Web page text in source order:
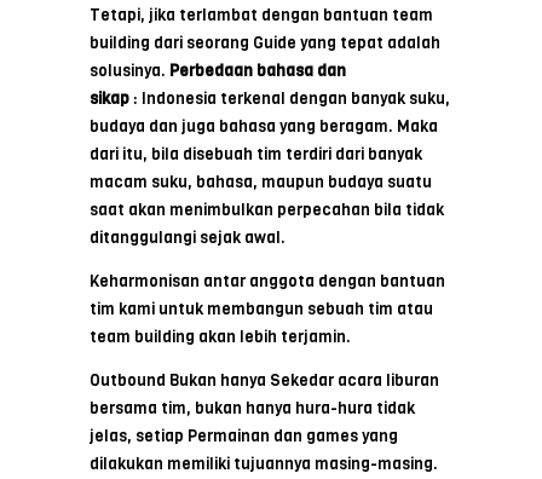
Tetapi, jika terlambat dengan bantuan team
building dari seorang Guide yang tepat adalah
solusinya. Perbedaan bahasa dan
sikap : Indonesia terkenal dengan banyak suku,
budaya dan juga bahasa yang beragam. Maka
dari itu, bila disebuah tim terdiri dari banyak
macam suku, bahasa, maupun budaya suatu
saat akan menimbulkan perpecahan bila tidak
ditanggulangi sejak awal.
Keharmonisan antar anggota dengan bantuan
tim kami untuk membangun sebuah tim atau
team building akan lebih terjamin.
Outbound Bukan hanya Sekedar acara liburan
bersama tim, bukan hanya hura-hura tidak
jelas, setiap Permainan dan games yang
dilakukan memiliki tujuannya masing-masing.